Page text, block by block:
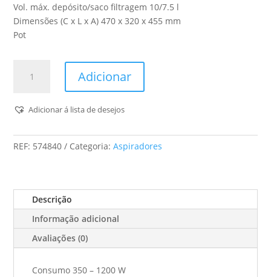
Vol. máx. depósito/saco filtragem 10/7.5 l
Dimensões (C x L x A) 470 x 320 x 455 mm
Pot
Móvel
Mini
I
Adicionar
Adicionar á lista de desejos
REF: 574840 Categoria:Aspiradores
Descrição
Informação adicional
Avaliações (0)
Consumo 350 – 1200 W